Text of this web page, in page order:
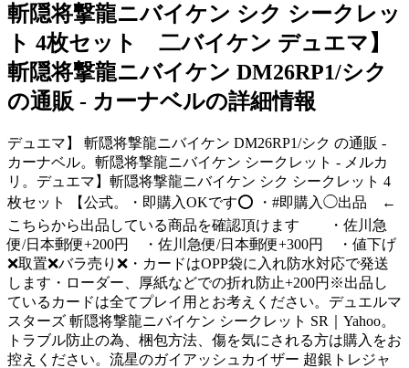
斬隠将撃龍ニバイケン シク シークレッ
ト 4枚セット 二バイケン デュエマ】
斬隠将撃龍ニバイケン DM26RP1/シク
の通販 - カーナベルの詳細情報
デュエマ】 斬隠将撃龍ニバイケン DM26RP1/シク の通販 -
カーナベル。斬隠将撃龍ニバイケン シークレット - メルカ
リ。デュエマ】斬隠将撃龍ニバイケン シク シークレット 4
枚セット 【公式。・即購入OKです⭕️ ・#即購入◯出品 ←
こちらから出品している商品を確認頂けます ・佐川急
便/日本郵便+200円 ・佐川急便/日本郵便+300円 ・値下げ
❌取置❌バラ売り❌・カードはOPP袋に入れ防水対応で発送
します・ローダー、厚紙などでの折れ防止+200円※出品し
ているカードは全てプレイ用とお考えください。デュエルマ
スターズ 斬隠将撃龍ニバイケン シークレット SR｜Yahoo。
トラブル防止の為、梱包方法、傷を気にされる方は購入をお
控えください。流星のガイアッシュカイザー 超銀トレジャ